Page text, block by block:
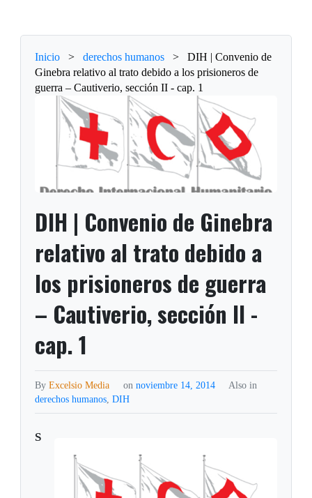
Inicio > derechos humanos >
DIH | Convenio de
Ginebra relativo al trato debido a los prisioneros de
guerra – Cautiverio, sección II - cap. 1
DIH | Convenio de Ginebra
relativo al trato debido a
los prisioneros de guerra
– Cautiverio, sección II -
cap. 1
ByExcelsio Media on noviembre 14, 2014
Also in
derechos humanos,DIH
S